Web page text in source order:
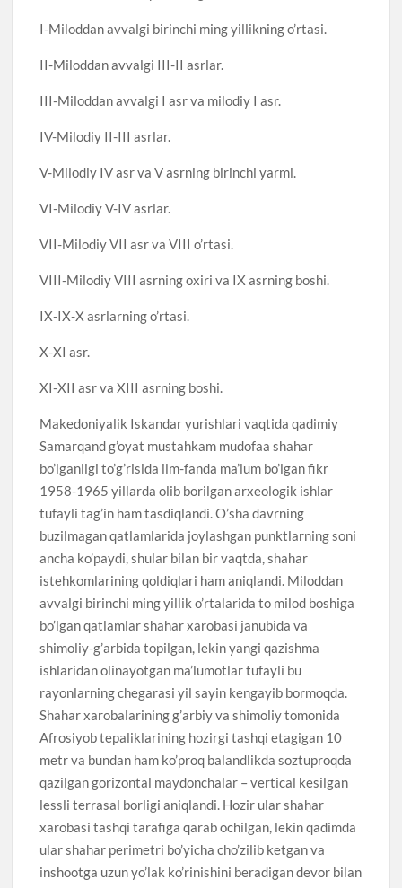
I-Miloddan avvalgi birinchi ming yillikning o’rtasi.
II-Miloddan avvalgi III-II asrlar.
III-Miloddan avvalgi I asr va milodiy I asr.
IV-Milodiy II-III asrlar.
V-Milodiy IV asr va V asrning birinchi yarmi.
VI-Milodiy V-IV asrlar.
VII-Milodiy VII asr va VIII o’rtasi.
VIII-Milodiy VIII asrning oxiri va IX asrning boshi.
IX-IX-X asrlarning o’rtasi.
X-XI asr.
XI-XII asr va XIII asrning boshi.
Makedoniyalik Iskandar yurishlari vaqtida qadimiy
Samarqand g’oyat mustahkam mudofaa shahar
bo’lganligi to’g’risida ilm-fanda ma’lum bo’lgan fikr
1958-1965 yillarda olib borilgan arxeologik ishlar
tufayli tag’in ham tasdiqlandi. O’sha davrning
buzilmagan qatlamlarida joylashgan punktlarning soni
ancha ko’paydi, shular bilan bir vaqtda, shahar
istehkomlarining qoldiqlari ham aniqlandi. Miloddan
avvalgi birinchi ming yillik o’rtalarida to milod boshiga
bo’lgan qatlamlar shahar xarobasi janubida va
shimoliy-g’arbida topilgan, lekin yangi qazishma
ishlaridan olinayotgan ma’lumotlar tufayli bu
rayonlarning chegarasi yil sayin kengayib bormoqda.
Shahar xarobalarining g’arbiy va shimoliy tomonida
Afrosiyob tepaliklarining hozirgi tashqi etagigan 10
metr va bundan ham ko’proq balandlikda soztuproqda
qazilgan gorizontal maydonchalar – vertical kesilgan
lessli terrasal borligi aniqlandi. Hozir ular shahar
xarobasi tashqi tarafiga qarab ochilgan, lekin qadimda
ular shahar perimetri bo’yicha cho’zilib ketgan va
inshootga uzun yo’lak ko’rinishini beradigan devor bilan